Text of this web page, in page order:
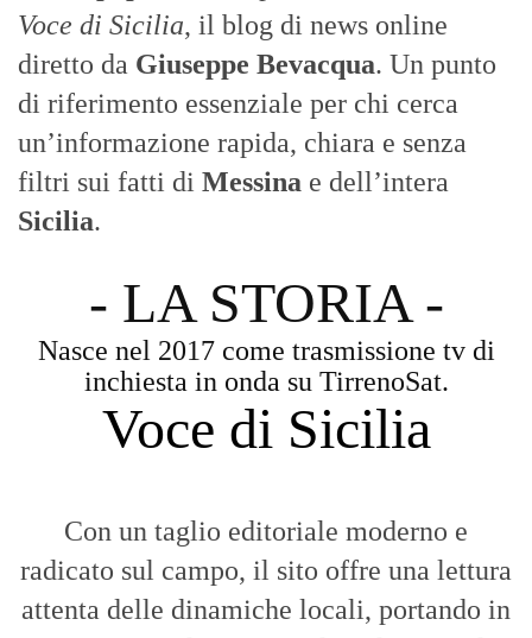
inchiesta in onda su TirrenoSat.
Voce di Sicilia
Con un taglio editoriale moderno e
radicato sul campo, il sito offre una lettura
primo piano la cronaca, la politica e gli
eventi che animano il territorio.
MESSINA, SICILIA E CALABRIA
Seguiamo la cronaca siciliana con
Diamo molta importanza ai video e ai
reportage.
La Nostra Filosofia